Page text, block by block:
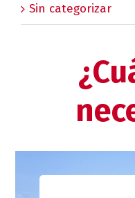
Sin categorizar